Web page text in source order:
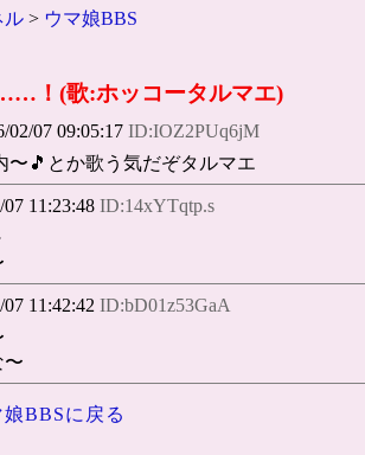
ル > ウマ娘BBS
！(歌:ホッコータルマエ)
02/07 09:05:17 ID:IOZ2PUq6jM
〜🎵とか歌う気だぞタルマエ
11:23:48 ID:14xYTqtp.s
11:42:42 ID:bD01z53GaA
〜
娘BBSに戻る